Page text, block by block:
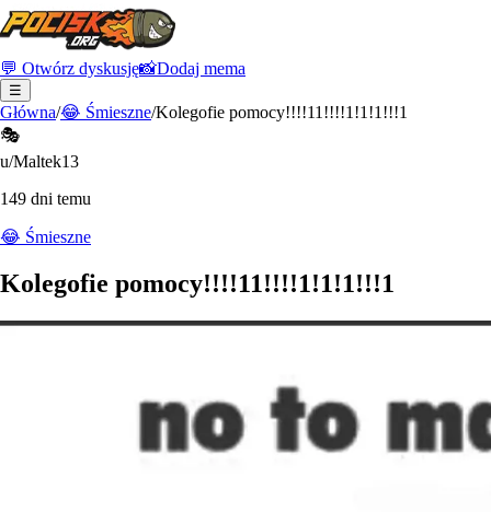
💬 Otwórz dyskusję📸Dodaj mema
☰
Główna/😂 Śmieszne/Kolegofie pomocy!!!!11!!!!1!1!1!!!1
🎭
u/Maltek13
149 dni temu
😂 Śmieszne
Kolegofie pomocy!!!!11!!!!1!1!1!!!1